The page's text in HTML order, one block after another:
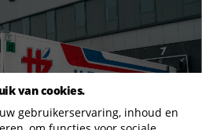
van cookies.
gebruikerservaring, inhoud en